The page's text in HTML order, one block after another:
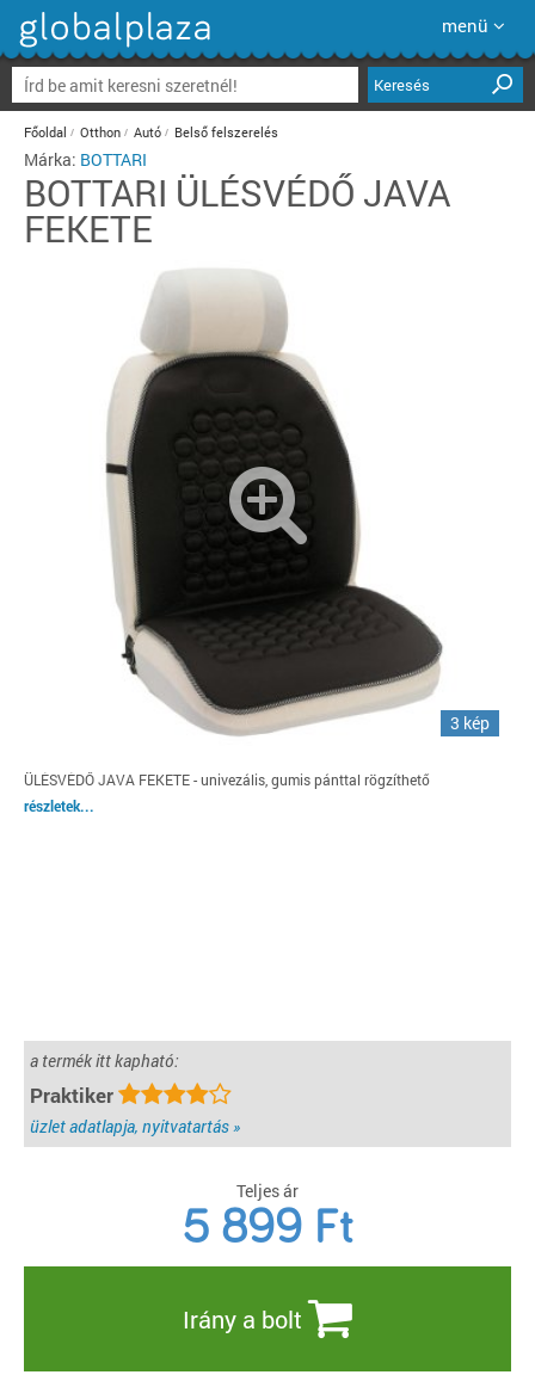
menü
Keresés
Főoldal Otthon Autó Belső felszerelés
Márka: BOTTARI
BOTTARI ÜLÉSVÉDŐ JAVA
FEKETE
3 kép
ÜLÉSVÉDŐ JAVA FEKETE - univezális, gumis pánttal rögzíthető
részletek...
a termék itt kapható:
Praktiker
üzlet adatlapja, nyitvatartás »
Teljes ár
5 899 Ft
Irány a bolt